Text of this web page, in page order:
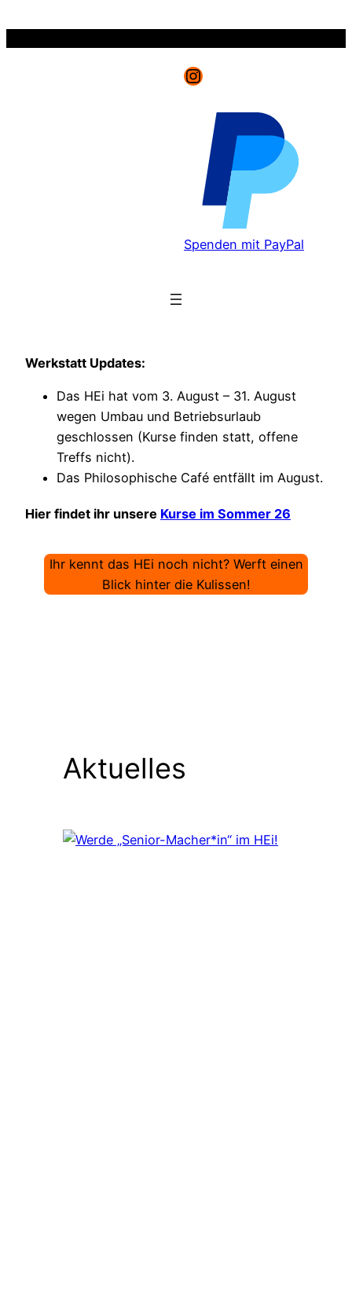
Instagram
Spenden mit PayPal
Werkstatt Updates:
Das HEi hat vom 3. August – 31. August
wegen Umbau und Betriebsurlaub
geschlossen (Kurse finden statt, offene
Treffs nicht).
Das Philosophische Café entfällt im August.
Hier findet ihr unsere Kurse im Sommer 26
Ihr kennt das HEi noch nicht? Werft einen
Blick hinter die Kulissen!
Aktuelles